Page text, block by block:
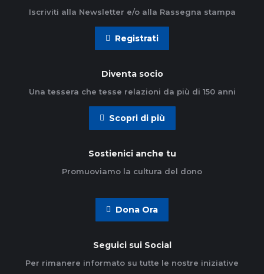
Iscriviti alla Newsletter e/o alla Rassegna stampa
Registrati
Diventa socio
Una tessera che tesse relazioni da più di 150 anni
Scopri di più
Sostienici anche tu
Promuoviamo la cultura del dono
Dona Ora
Seguici sui Social
Per rimanere informato su tutte le nostre iniziative